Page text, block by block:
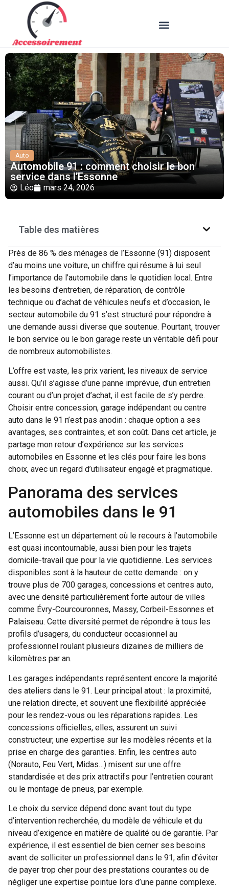
Auto
Automobile 91 : comment choisir le bon
service dans l’Essonne
Léo mars 24, 2026
Table des matières
Près de 86 % des ménages de l’Essonne (91) disposent
d’au moins une voiture, un chiffre qui résume à lui seul
l’importance de l’automobile dans le quotidien local. Entre
les besoins d’entretien, de réparation, de contrôle
technique ou d’achat de véhicules neufs et d’occasion, le
secteur automobile du 91 s’est structuré pour répondre à
une demande aussi diverse que soutenue. Pourtant, trouver
le bon service ou le bon garage reste un véritable défi pour
de nombreux automobilistes.
L’offre est vaste, les prix varient, les niveaux de service
aussi. Qu’il s’agisse d’une panne imprévue, d’un entretien
courant ou d’un projet d’achat, il est facile de s’y perdre.
Choisir entre concession, garage indépendant ou centre
auto dans le 91 n’est pas anodin : chaque option a ses
avantages, ses contraintes, et son coût. Dans cet article, je
partage mon retour d’expérience sur les services
automobiles en Essonne et les clés pour faire les bons
choix, avec un regard d’utilisateur engagé et pragmatique.
Panorama des services
automobiles dans le 91
L’Essonne est un département où le recours à l’automobile
est quasi incontournable, aussi bien pour les trajets
domicile-travail que pour la vie quotidienne. Les services
disponibles sont à la hauteur de cette demande : on y
trouve plus de 700 garages, concessions et centres auto,
avec une densité particulièrement forte autour de villes
comme Évry-Courcouronnes, Massy, Corbeil-Essonnes et
Palaiseau. Cette diversité permet de répondre à tous les
profils d’usagers, du conducteur occasionnel au
professionnel roulant plusieurs dizaines de milliers de
kilomètres par an.
Les garages indépendants représentent encore la majorité
des ateliers dans le 91. Leur principal atout : la proximité,
une relation directe, et souvent une flexibilité appréciée
pour les rendez-vous ou les réparations rapides. Les
concessions officielles, elles, assurent un suivi
constructeur, une expertise sur les modèles récents et la
prise en charge des garanties. Enfin, les centres auto
(Norauto, Feu Vert, Midas…) misent sur une offre
standardisée et des prix attractifs pour l’entretien courant
ou le montage de pneus, par exemple.
Le choix du service dépend donc avant tout du type
d’intervention recherchée, du modèle de véhicule et du
niveau d’exigence en matière de qualité ou de garantie. Par
expérience, il est essentiel de bien cerner ses besoins
avant de solliciter un professionnel dans le 91, afin d’éviter
de payer trop cher pour des prestations courantes ou de
négliger une expertise pointue lors d’une panne complexe.